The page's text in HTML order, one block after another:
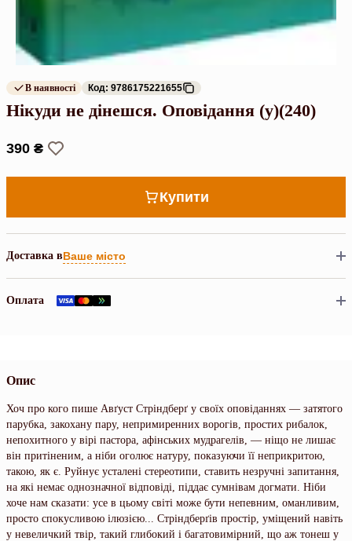
В наявності Код: 9786175221655
Нікуди не дінешся. Оповідання (у)(240)
390 ₴
Купити
Доставка вВаше місто
Оплата
Опис
Хоч про кого пише Авґуст Стріндберґ у своїх оповіданнях — затятого
парубка, закохану пару, непримиренних ворогів, простих рибалок,
непохитного у вірі пастора, афінських мудрагелів, — ніщо не лишає
він притіненим, а ніби оголює натуру, показуючи її неприкритою,
такою, як є. Руйнує усталені стереотипи, ставить незручні запитання,
на які немає однозначної відповіді, піддає сумнівам догмати. Ніби
хоче нам сказати: усе в цьому світі може бути непевним, оманливим,
просто спокусливою ілюзією... Стріндберґів простір, уміщений навіть
у невеличкий твір, такий глибокий і багатовимірний, що аж тонеш у